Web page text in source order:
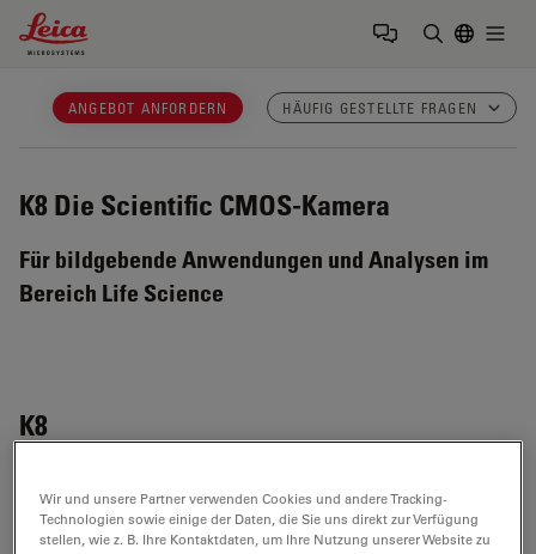
Leica Microsystems Logo
ANGEBOT ANFORDERN HÄUFIG GESTELLTE FRAGEN
K8 Die Scientific CMOS-Kamera
Für bildgebende Anwendungen und Analysen im
Bereich Life Science
K8
Show answer
Was ist ein CMOS-Sensor in einer Kamera?
Wir und unsere Partner verwenden Cookies und andere Tracking-
Technologien sowie einige der Daten, die Sie uns direkt zur Verfügung
stellen, wie z. B. Ihre Kontaktdaten, um Ihre Nutzung unserer Website zu